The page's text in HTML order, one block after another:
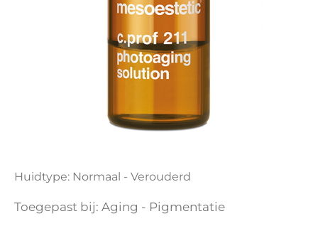
Huidtype: Normaal - Verouderd
Toegepast bij: Aging - Pigmentatie